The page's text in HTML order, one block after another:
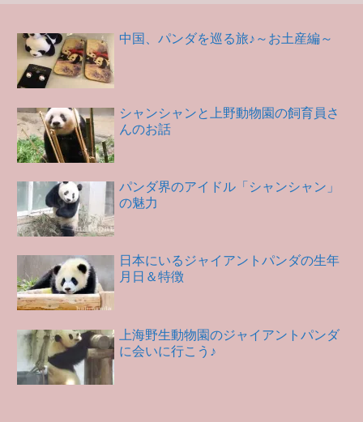
中国、パンダを巡る旅♪～お土産編～
シャンシャンと上野動物園の飼育員さ
んのお話
パンダ界のアイドル「シャンシャン」
の魅力
日本にいるジャイアントパンダの生年
月日＆特徴
上海野生動物園のジャイアントパンダ
に会いに行こう♪